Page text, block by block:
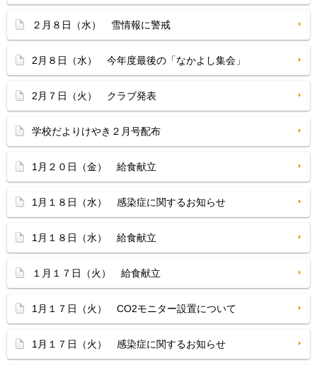
２月８日（水） 雪情報に警戒
2月８日（水） 今年度最後の「なかよし集会」
2月７日（火） クラブ発表
学校だよりけやき２月号配布
1月２０日（金） 給食献立
1月１８日（水） 感染症に関するお知らせ
1月１８日（水） 給食献立
１月１７日（火） 給食献立
1月１７日（火） CO2モニター設置について
1月１７日（火） 感染症に関するお知らせ